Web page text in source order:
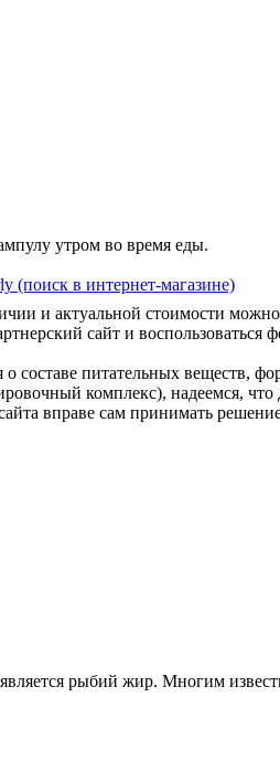
утром во время еды.
(поиск в интернет-магазине)
и актуальной стоимости
сайт и
о составе питательных веществ,
комплекс), надеемся, что
вправе сам принимать
рыбий жир. Многим